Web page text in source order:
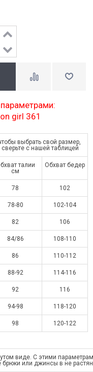
параметрами:
girl 361
выбрать свой размер,
с нашей таблицей
талии
см
Обхват бедер
78 102
78-80 102-104
82 106
84/86 108-110
86 110-112
88-92 114-116
92 116
94-98 118-120
98 120-122
виде. С этими
или джинсы в не